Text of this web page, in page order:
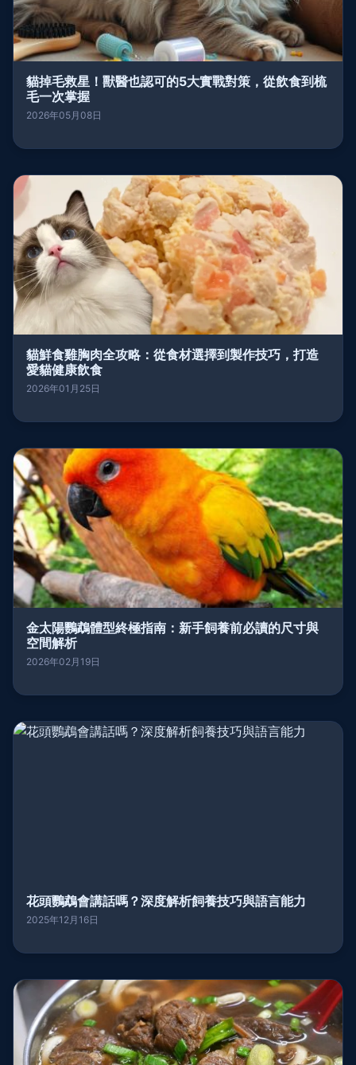
貓掉毛救星！獸醫也認可的5大實戰對策，從飲食到梳
毛一次掌握
2026年05月08日
貓鮮食雞胸肉全攻略：從食材選擇到製作技巧，打造
愛貓健康飲食
2026年01月25日
金太陽鸚鵡體型終極指南：新手飼養前必讀的尺寸與
空間解析
2026年02月19日
花頭鸚鵡會講話嗎？深度解析飼養技巧與語言能力
2025年12月16日